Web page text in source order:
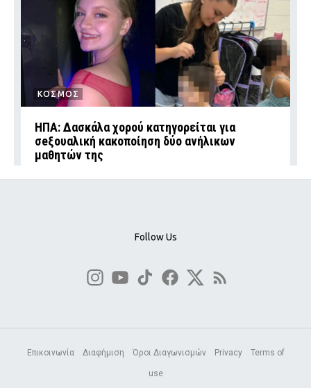
ΚΟΣΜΟΣ
ΗΠΑ: Δασκάλα χορού κατηγορείται για
σeξουαλική κακοποίηση δύο ανήλικων
μαθητών της
Follow Us
Επικοινωνία Διαφήμιση Όροι Διαγωνισμών Privacy Terms of
use